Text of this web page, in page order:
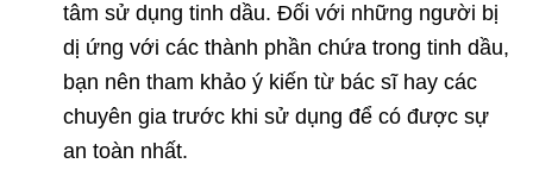
tâm sử dụng tinh dầu. Đối với những người bị
dị ứng với các thành phần chứa trong tinh dầu,
bạn nên tham khảo ý kiến từ bác sĩ hay các
chuyên gia trước khi sử dụng để có được sự
an toàn nhất.